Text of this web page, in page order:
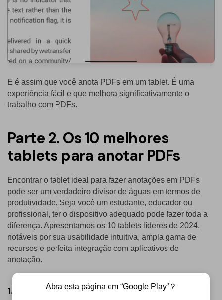
E é assim que você anota PDFs em um tablet. É uma
experiência fácil e que melhora significativamente o
trabalho com PDFs.
Parte 2. Os 10 melhores
tablets para anotar PDFs
Encontrar o tablet ideal para fazer anotações em PDFs
pode ser um verdadeiro divisor de águas em termos de
produtividade. Seja você um estudante, educador ou
profissional, ter o dispositivo adequado pode fazer toda a
diferença. Apresentamos os 10 tablets líderes de 2024,
notáveis por sua usabilidade intuitiva, ampla gama de
recursos e perfeita integração com aplicativos de
anotação.
1. Kindle DXAbra esta página em “Google Play”？